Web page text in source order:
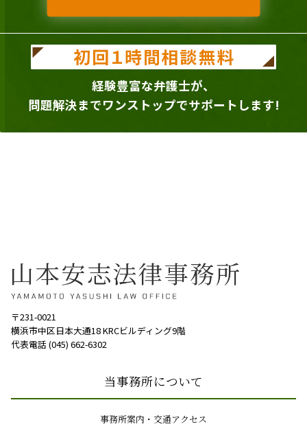
経験豊富な弁護士が、
問題解決までワンストップでサポートします!
〒231-0021
横浜市中区日本大通18 KRCビルディング9階
代表電話 (045) 662-6302
当事務所について
事務所案内・交通アクセス